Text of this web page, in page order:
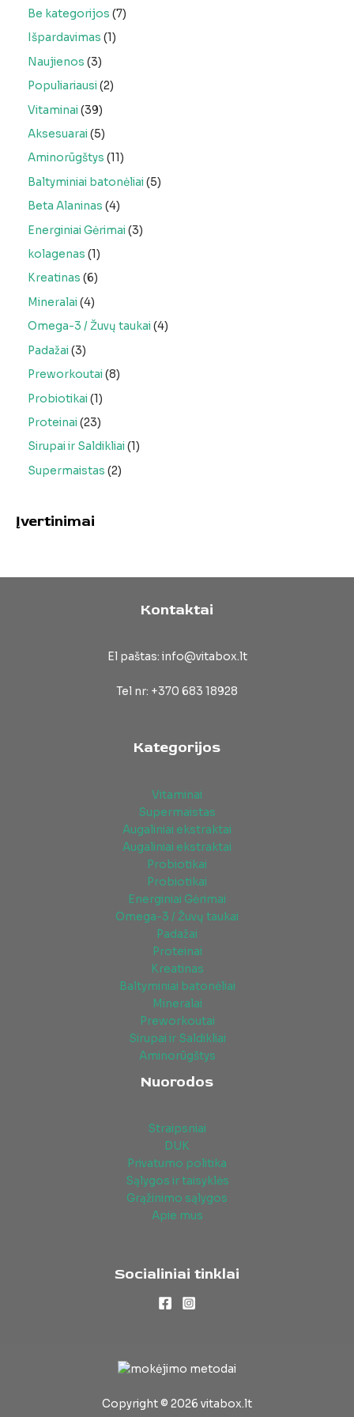
Be kategorijos 7
Išpardavimas 1
Naujienos 3
Populiariausi 2
Vitaminai 39
Aksesuarai 5
Aminorūgštys 11
Baltyminiai batonėliai 5
Beta Alaninas 4
Energiniai Gėrimai 3
kolagenas 1
Kreatinas 6
Mineralai 4
Omega-3 / Žuvų taukai 4
Padažai 3
Preworkoutai 8
Probiotikai 1
Proteinai 23
Sirupai ir Saldikliai 1
Supermaistas 2
Įvertinimai
Kontaktai
El paštas: info@vitabox.lt
Tel nr: +370 683 18928
Kategorijos
Vitaminai
Supermaistas
Augaliniai ekstraktai
Augaliniai ekstraktai
Probiotikai
Probiotikai
Energiniai Gėrimai
Omega-3 / Žuvų taukai
Padažai
Proteinai
Kreatinas
Baltyminiai batonėliai
Mineralai
Preworkoutai
Sirupai ir Saldikliai
Aminorūgštys
Nuorodos
Straipsniai
DUK
Privatumo politika
Sąlygos ir taisyklės
Grąžinimo sąlygos
Apie mus
Socialiniai tinklai
Copyright © 2026 vitabox.lt